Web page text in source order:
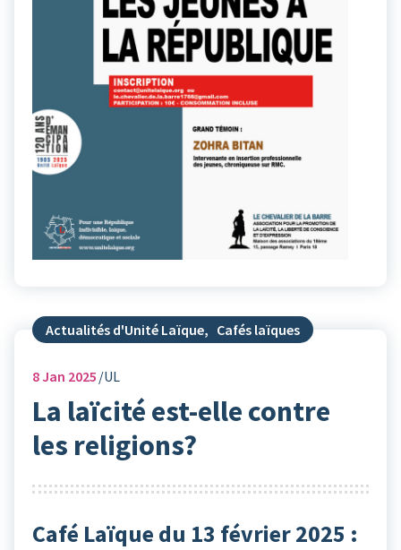
Actualités d'Unité Laïque, Cafés laïques
8Jan 2025 UL
La laïcité est-elle contre
les religions?
Café Laïque du 13 février 2025 :